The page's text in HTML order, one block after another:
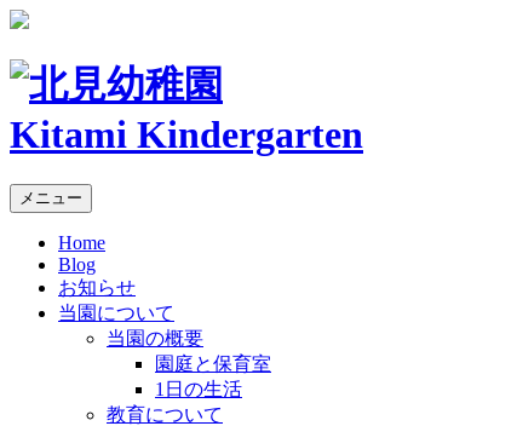
Kitami Kindergarten
メニュー
Home
Blog
お知らせ
当園について
当園の概要
園庭と保育室
1日の生活
教育について